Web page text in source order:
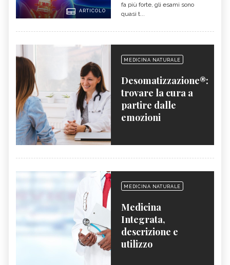
ARTICOLO
fa più forte, gli esami sono
quasi t...
MEDICINA NATURALE
Desomatizzazione®:
trovare la cura a
partire dalle
emozioni
MEDICINA NATURALE
Medicina
Integrata,
descrizione e
utilizzo